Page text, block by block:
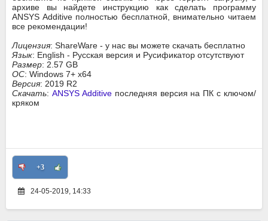
архиве вы найдете инструкцию как сделать программу
ANSYS Additive полностью бесплатной, внимательно читаем
все рекомендации!
Лицензия: ShareWare - у нас вы можете скачать бесплатно
Язык: English - Русская версия и Русификатор отсутствуют
Размер: 2.57 GB
ОС: Windows 7+ x64
Версия: 2019 R2
Скачать: ANSYS Additiveпоследняя версия на ПК с ключом/
кряком
+3
24-05-2019, 14:33